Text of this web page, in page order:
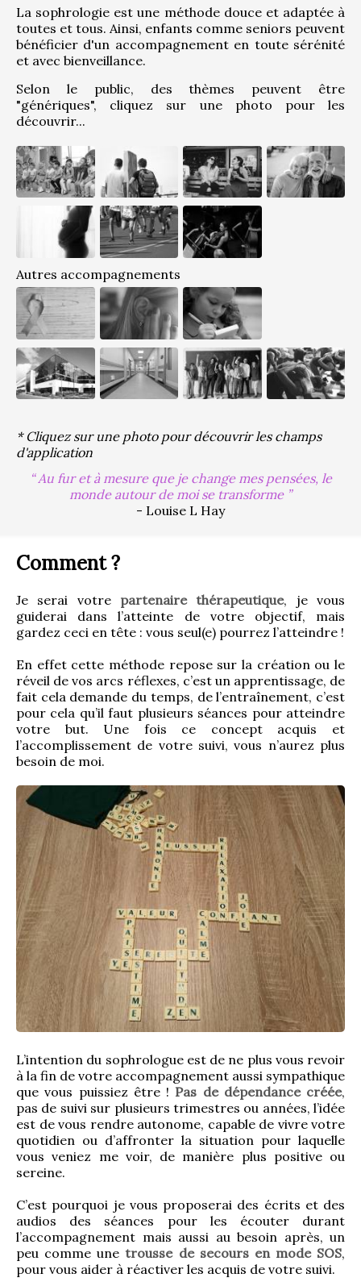
La sophrologie est une méthode douce et adaptée à
toutes et tous. Ainsi, enfants comme seniors peuvent
bénéficier d'un accompagnement en toute sérénité
et avec bienveillance.
Selon le public, des thèmes peuvent être
"génériques", cliquez sur une photo pour les
découvrir...
Autres accompagnements
* Cliquez sur une photo pour découvrir les champs
d'application
Au fur et à mesure que je change mes pensées, le
monde autour de moi se transforme
- Louise L Hay
Comment ?
Je serai votre partenaire thérapeutique, je vous
guiderai dans l’atteinte de votre objectif, mais
gardez ceci en tête : vous seul(e) pourrez l’atteindre !
En effet cette méthode repose sur la création ou le
réveil de vos arcs réflexes, c’est un apprentissage, de
fait cela demande du temps, de l’entraînement, c’est
pour cela qu’il faut plusieurs séances pour atteindre
votre but. Une fois ce concept acquis et
l’accomplissement de votre suivi, vous n’aurez plus
besoin de moi.
L’intention du sophrologue est de ne plus vous revoir
à la fin de votre accompagnement aussi sympathique
que vous puissiez être ! Pas de dépendance créée,
pas de suivi sur plusieurs trimestres ou années, l’idée
est de vous rendre autonome, capable de vivre votre
quotidien ou d’affronter la situation pour laquelle
vous veniez me voir, de manière plus positive ou
sereine.
C’est pourquoi je vous proposerai des écrits et des
audios des séances pour les écouter durant
l’accompagnement mais aussi au besoin après, un
peu comme une trousse de secours en mode SOS,
pour vous aider à réactiver les acquis de votre suivi.